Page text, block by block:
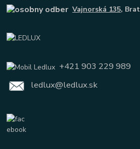
Vajnorská 135,
+421 903 229 989
ledlux@ledlux.sk